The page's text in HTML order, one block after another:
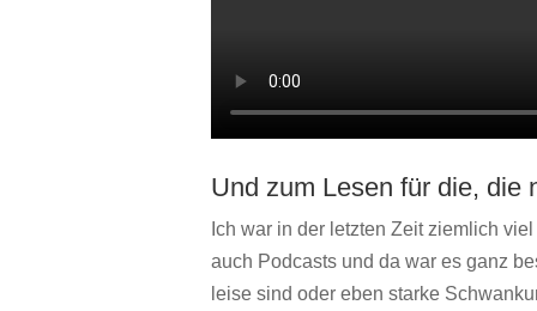
Und zum Lesen für die, die
Ich war in der letzten Zeit ziemlich
auch Podcasts und da war es ganz
leise sind oder eben starke